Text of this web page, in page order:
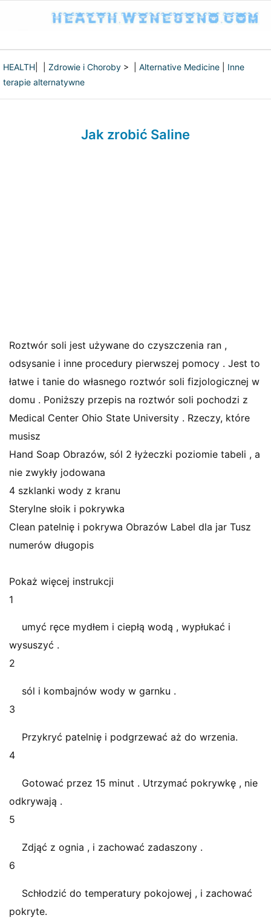
HEALTH Zdrowie i Choroby > | Alternative Medicine
Inne
terapie alternatywne
Jak zrobić Saline
Roztwór soli jest używane do czyszczenia ran ,
odsysanie i inne procedury pierwszej pomocy . Jest to
łatwe i tanie do własnego roztwór soli fizjologicznej w
domu . Poniższy przepis na roztwór soli pochodzi z
Medical Center Ohio State University . Rzeczy, które
musisz
Hand Soap Obrazów, sól 2 łyżeczki poziomie tabeli , a
nie zwykły jodowana
4 szklanki wody z kranu
Sterylne słoik i pokrywka
Clean patelnię i pokrywa Obrazów Label dla jar Tusz
numerów długopis
Pokaż więcej instrukcji
1
umyć ręce mydłem i ciepłą wodą , wypłukać i
wysuszyć .
2
sól i kombajnów wody w garnku .
3
Przykryć patelnię i podgrzewać aż do wrzenia.
4
Gotować przez 15 minut . Utrzymać pokrywkę , nie
odkrywają .
5
Zdjąć z ognia , i zachować zadaszony .
6
Schłodzić do temperatury pokojowej , i zachować
pokryte.